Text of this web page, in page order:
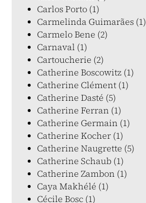
Carlos Porto (1)
Carmelinda Guimarães (1)
Carmelo Bene (2)
Carnaval (1)
Cartoucherie (2)
Catherine Boscowitz (1)
Catherine Clément (1)
Catherine Dasté (5)
Catherine Ferran (1)
Catherine Germain (1)
Catherine Kocher (1)
Catherine Naugrette (5)
Catherine Schaub (1)
Catherine Zambon (1)
Caya Makhélé (1)
Cécile Bosc (1)